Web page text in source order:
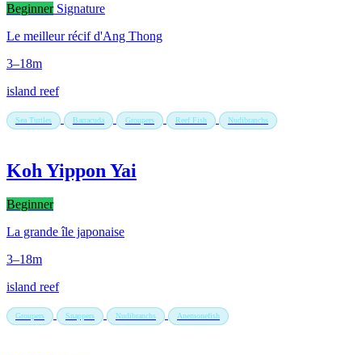
Beginner Signature
Le meilleur récif d'Ang Thong
3–18m
island reef
Sea Turtles Barracuda Groupers Reef Fish Nudibranchs
Koh Yippon Yai
Beginner
La grande île japonaise
3–18m
island reef
Groupers Snappers Nudibranchs Anemonefish